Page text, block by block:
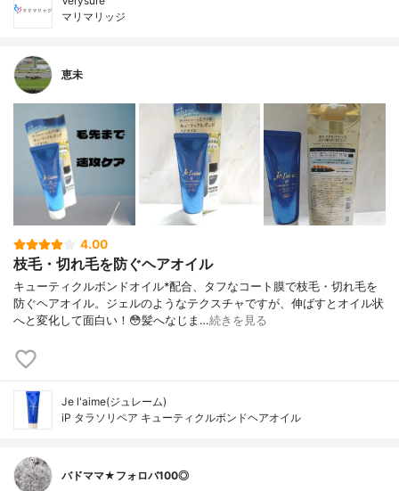
マリマリッジ
恵未
4.00
枝毛・切れ毛を防ぐヘアオイル
キューティクルボンドオイル*配合、タフなコート膜で枝毛・切れ毛を
防ぐヘアオイル。ジェルのようなテクスチャですが、伸ばすとオイル状
へと変化して面白い！😳髪へなじま…続きを見る
Je l'aime(ジュレーム)
iP タラソリペア キューティクルボンドヘアオイル
バドママ★フォロバ100◎